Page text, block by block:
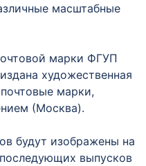
масштабные
марки ФГУП
художественная
марки,
(Москва).
будут изображены на
выпусков